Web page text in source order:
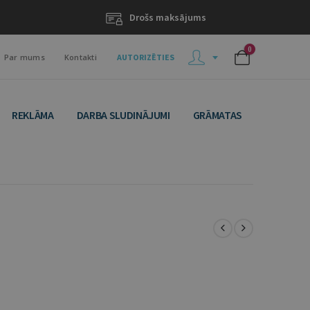
Drošs maksājums
Par mums Kontakti AUTORIZĒTIES
0
REKLĀMA DARBA SLUDINĀJUMI GRĀMATAS